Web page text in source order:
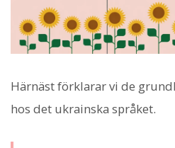
Härnäst förklarar vi de
hos det ukrainska språket.